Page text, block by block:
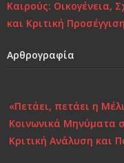
Καιρούς: Οικογένεια,
και Κριτική Προσέγγιση
Αρθρογραφία
Κοινωνικά Μηνύματα
Κριτική Ανάλυση και